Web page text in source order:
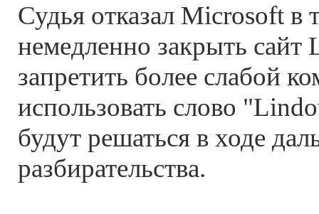
Судья отказал Microsoft в
немедленно закрыть сайт
запретить более слабой
использовать слово
будут решаться в ходе
разбирательства.